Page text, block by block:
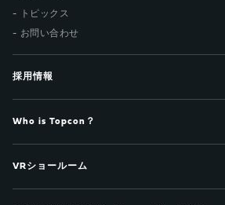
トピックス
お問い合わせ
採用情報
Who is Topcon？
VRショールーム